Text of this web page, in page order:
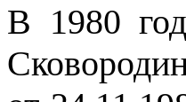
В 1980